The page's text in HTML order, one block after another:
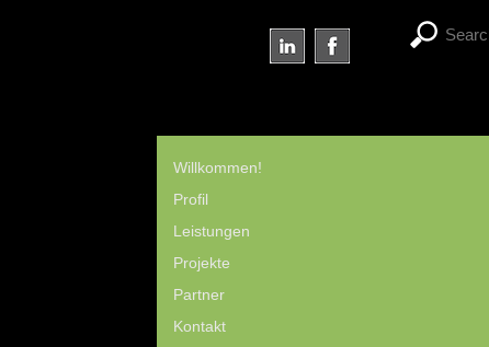
Willkommen!
Profil
Leistungen
Projekte
Partner
Kontakt